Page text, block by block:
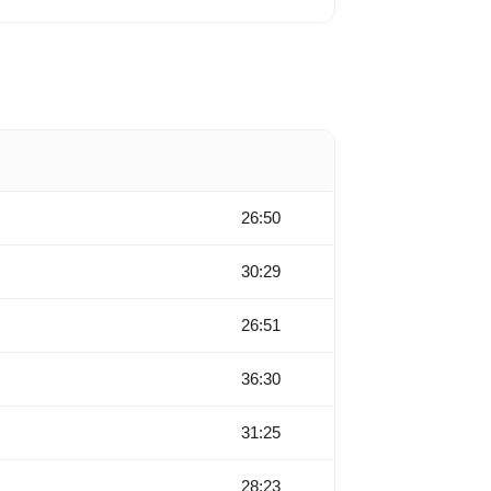
26:50
30:29
26:51
36:30
31:25
28:23